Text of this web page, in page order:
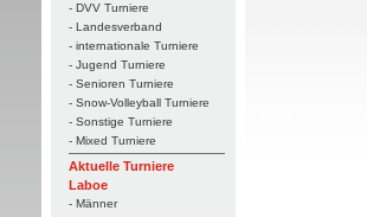
- DVV Turniere
- Landesverband
- internationale Turniere
- Jugend Turniere
- Senioren Turniere
- Snow-Volleyball Turniere
- Sonstige Turniere
- Mixed Turniere
Aktuelle Turniere
Laboe
- Männer